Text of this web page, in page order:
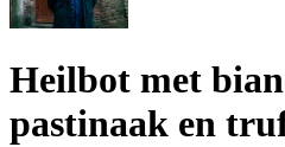
Heilbot met
pastinaak en